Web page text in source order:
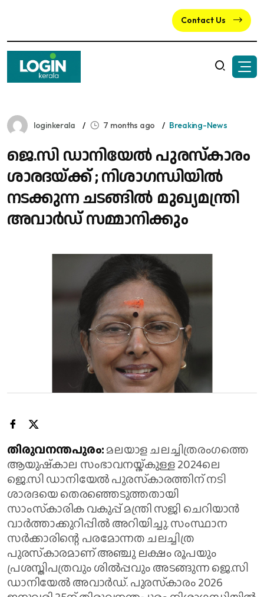
Contact Us
loginkerala 7 months ago Breaking-News
ജെ.സി ഡാനിയേല്‍ പുരസ്കാരം
ശാരദയ്ക്ക് ; നിശാ​ഗന്ധിയിൽ
നടക്കുന്ന ചടങ്ങിൽ മുഖ്യമന്ത്രി
അവാർഡ് സമ്മാനിക്കും
തിരുവനന്തപുരം:മലയാള ചലച്ചിത്രരംഗത്തെ
ആയുഷ്‌കാല സംഭാവനയ്ക്കുള്ള 2024ലെ
ജെ.സി ഡാനിയേല്‍ പുരസ്‌കാരത്തിന് നടി
ശാരദയെ തെരഞ്ഞെടുത്തതായി
സാംസ്‌കാരിക വകുപ്പ് മന്ത്രി സജി ചെറിയാന്‍
വാര്‍ത്താക്കുറിപ്പില്‍ അറിയിച്ചു. സംസ്ഥാന
സര്‍ക്കാരിന്റെ പരമോന്നത ചലച്ചിത്ര
പുരസ്‌കാരമാണ് അഞ്ചു ലക്ഷം രൂപയും
പ്രശസ്തിപത്രവും ശില്‍പ്പവും അടങ്ങുന്ന ജെ.സി
ഡാനിയേല്‍ അവാര്‍ഡ്. പുരസ്‌കാരം 2026